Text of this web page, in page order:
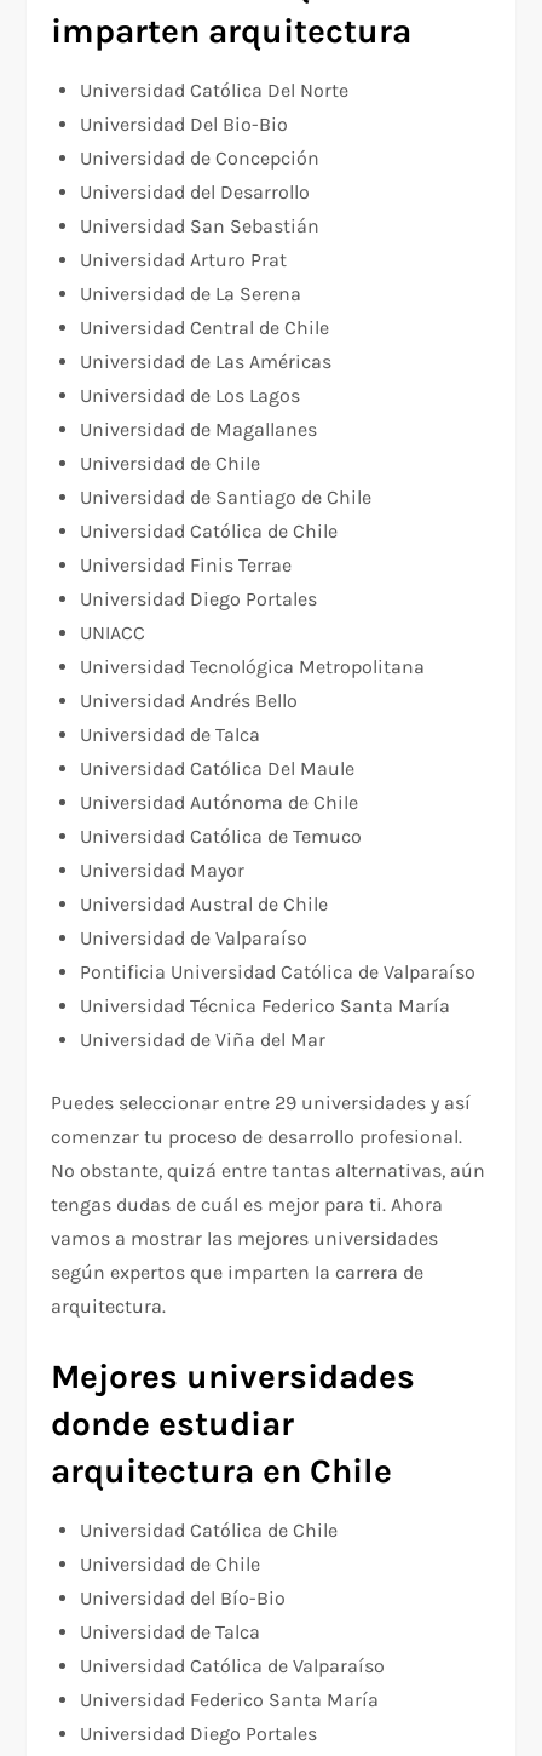
imparten arquitectura
Universidad Católica Del Norte
Universidad Del Bio-Bio
Universidad de Concepción
Universidad del Desarrollo
Universidad San Sebastián
Universidad Arturo Prat
Universidad de La Serena
Universidad Central de Chile
Universidad de Las Américas
Universidad de Los Lagos
Universidad de Magallanes
Universidad de Chile
Universidad de Santiago de Chile
Universidad Católica de Chile
Universidad Finis Terrae
Universidad Diego Portales
UNIACC
Universidad Tecnológica Metropolitana
Universidad Andrés Bello
Universidad de Talca
Universidad Católica Del Maule
Universidad Autónoma de Chile
Universidad Católica de Temuco
Universidad Mayor
Universidad Austral de Chile
Universidad de Valparaíso
Pontificia Universidad Católica de Valparaíso
Universidad Técnica Federico Santa María
Universidad de Viña del Mar
Puedes seleccionar entre 29 universidades y así
comenzar tu proceso de desarrollo profesional.
No obstante, quizá entre tantas alternativas, aún
tengas dudas de cuál es mejor para ti. Ahora
vamos a mostrar las mejores universidades
según expertos que imparten la carrera de
arquitectura.
Mejores universidades
donde estudiar
arquitectura en Chile
Universidad Católica de Chile
Universidad de Chile
Universidad del Bío-Bio
Universidad de Talca
Universidad Católica de Valparaíso
Universidad Federico Santa María
Universidad Diego Portales